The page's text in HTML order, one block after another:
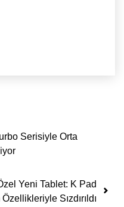
Serisiyle Orta
Yeni Tablet: K Pad
Sızdırıldı